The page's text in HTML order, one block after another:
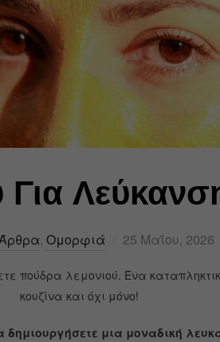
Για
, Ομορφιά 25 Μαΐου, 2026
πούδρα λεμονιού. Ένα
κουζίνα και όχι μόνο!
μια μοναδική